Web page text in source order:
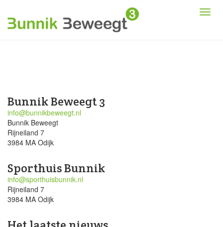
Bunnik Beweegt 3
info@bunnikbeweegt.nl
Bunnik Beweegt
Rijneiland 7
3984 MA Odijk
Sporthuis Bunnik
info@sporthuisbunnik.nl
Rijneiland 7
3984 MA Odijk